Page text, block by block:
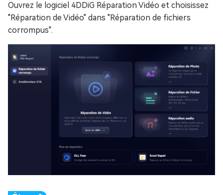
Ouvrez le logiciel 4DDiG Réparation Vidéo et choisissez
"Réparation de Vidéo" dans "Réparation de fichiers
corrompus".